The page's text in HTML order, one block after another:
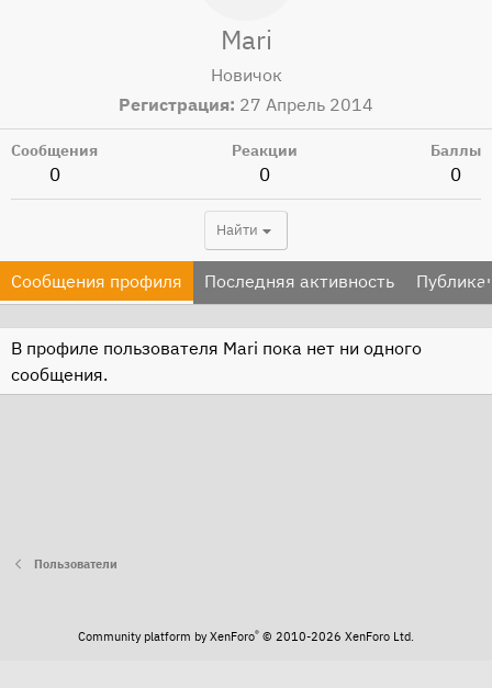
Mari
Новичок
Регистрация 27 Апрель 2014
Сообщения
0
Реакции
0
Баллы
0
Найти
Сообщения профиля Последняя активность
В профиле пользователя Mari пока нет ни одного
сообщения.
Пользователи
Community platform by XenForo® © 2010-2026 XenForo Ltd.